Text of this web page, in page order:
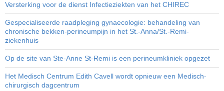
Versterking voor de dienst Infectieziekten van het CHIREC
Gespecialiseerde raadpleging gynaecologie: behandeling van
chronische bekken-perineumpijn in het St.-Anna/St.-Remi-
ziekenhuis
Op de site van Ste-Anne St-Remi is een perineumkliniek opgezet
Het Medisch Centrum Edith Cavell wordt opnieuw een Medisch-
chirurgisch dagcentrum